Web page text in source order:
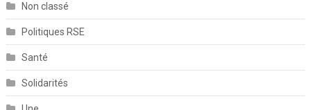
Non classé
Politiques RSE
Santé
Solidarités